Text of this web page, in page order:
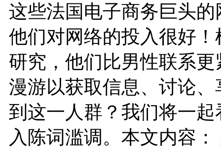
这些法国电子商务巨头
他们对网络的投入很好！
研究，他们比男性联系
漫游以获取信息、讨论
到这一人群？我们将一
入陈词滥调。本文内容